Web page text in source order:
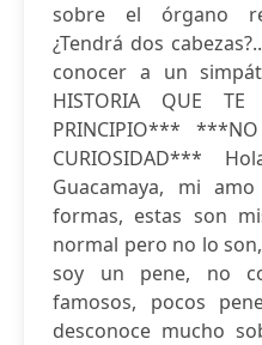
sobre el órgano
¿Tendrá dos
conocer a un
HISTORIA QUE TE
PRINCIPIO***
CURIOSIDAD***
Guacamaya, mi
formas, estas son
normal pero no lo
soy un pene, no
famosos, pocos
desconoce mucho